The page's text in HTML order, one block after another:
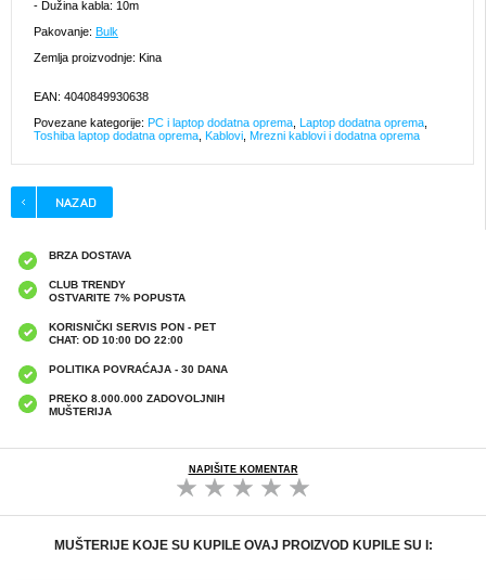
- Dužina kabla: 10m
Pakovanje: Bulk
Zemlja proizvodnje: Kina
EAN: 4040849930638
Povezane kategorije: PC i laptop dodatna oprema Laptop dodatna oprema
Toshiba laptop dodatna oprema
Kablovi Mrezni kablovi i dodatna oprema
BRZA DOSTAVA
CLUB TRENDY
OSTVARITE 7% POPUSTA
KORISNIČKI SERVIS PON - PET
CHAT: OD 10:00 DO 22:00
POLITIKA POVRAĆAJA - 30 DANA
PREKO 8.000.000 ZADOVOLJNIH
MUŠTERIJA
NAPIŠITE KOMENTAR
MUŠTERIJE KOJE SU KUPILE OVAJ PROIZVOD KUPILE SU I: